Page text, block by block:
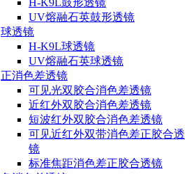
H-K9L鼓形透镜
UV熔融石英鼓形透镜
球透镜
H-K9L球透镜
UV熔融石英球透镜
正消色差透镜
可见光双胶合消色差透镜
近红外双胶合消色差透镜
短波红外双胶合消色差透镜
可见近红外双带消色差正胶合透
镜
标准焦距消色差正胶合透镜